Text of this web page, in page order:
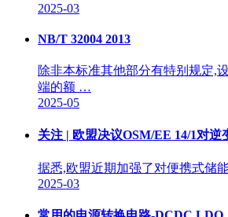
2025-03
NB/T 32004 2013
除非本标准其他部分有特别规定
端的额 …
2025-05
关注 | 欧盟决议OSM/EE 14/1对
据悉,欧盟近期加强了对便携式储
2025-03